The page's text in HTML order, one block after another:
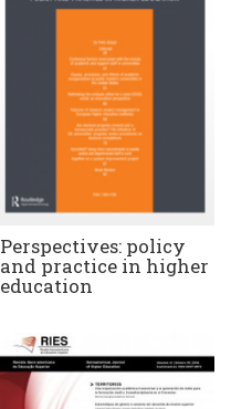
Perspectives: policy
and practice in higher
education